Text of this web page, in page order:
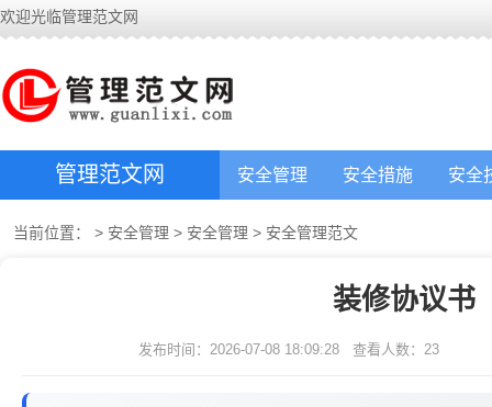
欢迎光临管理范文网
管理范文网 安全管理 安全措施 安全
当前位置： > 安全管理 > 安全管理 > 安全管理范文
装修协议书
发布时间：2026-07-08 18:09:28 查看人数： 23